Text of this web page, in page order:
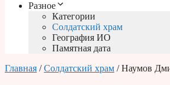
Разное
Категории
Солдатский храм
География ИО
Памятная дата
Главная /Солдатский храм / Наумов